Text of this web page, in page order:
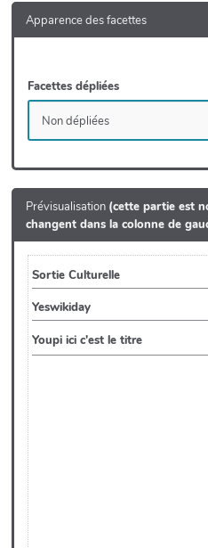
Apparence des facettes
Facettes dépliées
Prévisualisation (cette partie est
changent dans la colonne de